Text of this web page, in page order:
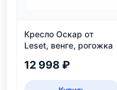
Кресло Оскар от
Leset, венге, рогожка
12 998 ₽